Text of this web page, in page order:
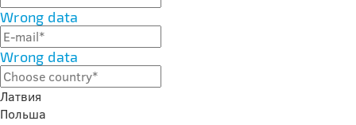
Wrong data
Wrong data
Латвия
Польша